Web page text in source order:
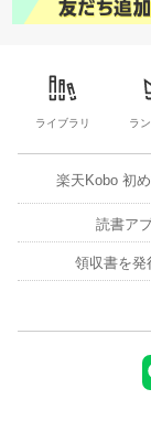
ライブラリ ラ
楽天Kobo 初
読書ア
領収書を発